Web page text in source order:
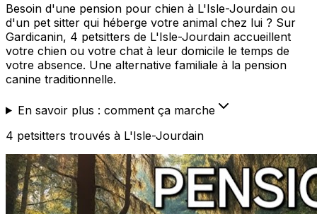
Besoin d'une pension pour chien à L'Isle-Jourdain ou
d'un pet sitter qui héberge votre animal chez lui ? Sur
Gardicanin, 4 petsitters de L'Isle-Jourdain accueillent
votre chien ou votre chat à leur domicile le temps de
votre absence. Une alternative familiale à la pension
canine traditionnelle.
En savoir plus : comment ça marche
4 petsitters trouvés à L'Isle-Jourdain